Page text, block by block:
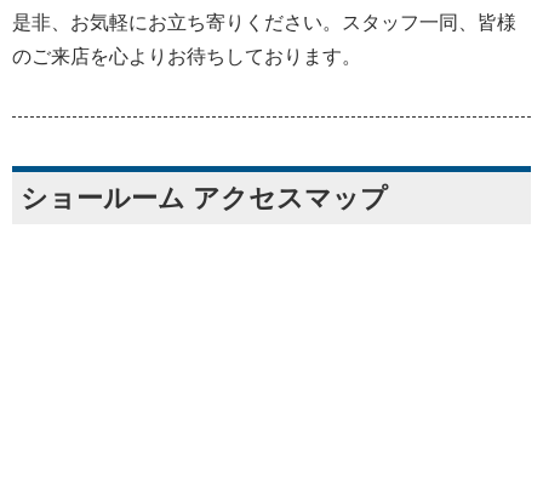
是非、お気軽にお立ち寄りください。スタッフ一同、皆様
のご来店を心よりお待ちしております。
ショールーム アクセスマップ